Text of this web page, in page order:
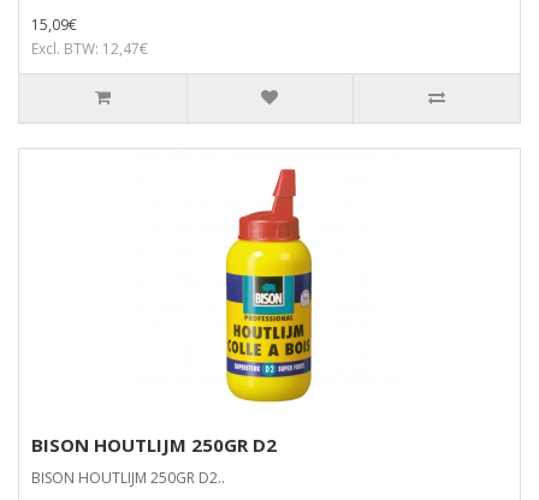
15,09€
Excl. BTW: 12,47€
BISON HOUTLIJM 250GR D2
BISON HOUTLIJM 250GR D2..